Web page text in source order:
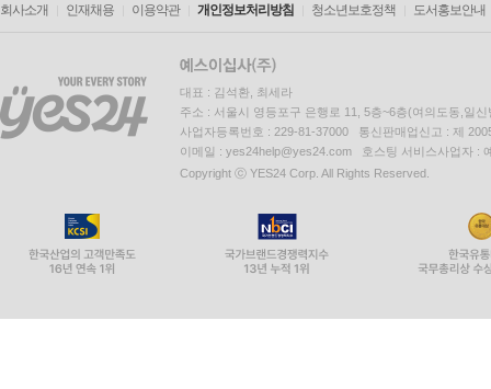
회사소개 인재채용 이용약관 개인정보처리방침 청소년보호정책 도서홍보안내
대표 : 김석환, 최세라
주소 : 서울시 영등포구 은행로 11, 5층~6층(여의도동,일신
사업자등록번호 : 229-81-37000 통신판매업신고 : 제
이메일 : yes24help@yes24.com 호스팅 서비스사업자 :
Copyright ⓒ YES24 Corp. All Rights Reserved.